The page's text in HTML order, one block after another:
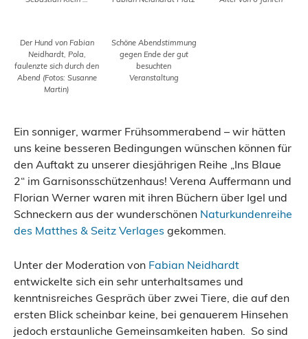
Der Hund von Fabian
Neidhardt, Pola,
faulenzte sich durch den
Abend (Fotos: Susanne
Martin)
Schöne Abendstimmung
gegen Ende der gut
besuchten
Veranstaltung
Ein sonniger, warmer Frühsommerabend – wir hätten
uns keine besseren Bedingungen wünschen können für
den Auftakt zu unserer diesjährigen Reihe „Ins Blaue
2“ im Garnisonsschützenhaus! Verena Auffermann und
Florian Werner waren mit ihren Büchern über Igel und
Schneckern aus der wunderschönen Naturkundenreihe
des Matthes & Seitz Verlages gekommen.
Unter der Moderation von Fabian Neidhardt
entwickelte sich ein sehr unterhaltsames und
kenntnisreiches Gespräch über zwei Tiere, die auf den
ersten Blick scheinbar keine, bei genauerem Hinsehen
jedoch erstaunliche Gemeinsamkeiten haben. So sind